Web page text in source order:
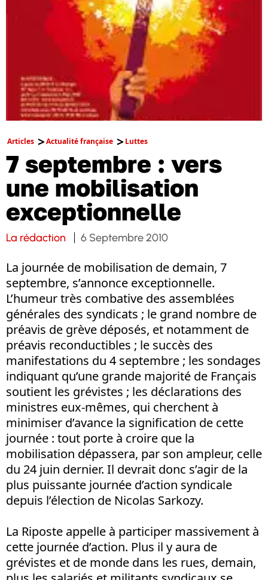
Articles Actualité française Luttes
7 septembre : vers
une mobilisation
exceptionnelle
La rédaction 6 Septembre 2010
La journée de mobilisation de demain, 7
septembre, s’annonce exceptionnelle.
L’humeur très combative des assemblées
générales des syndicats ; le grand nombre de
préavis de grève déposés, et notamment de
préavis reconductibles ; le succès des
manifestations du 4 septembre ; les sondages
indiquant qu’une grande majorité de Français
soutient les grévistes ; les déclarations des
ministres eux-mêmes, qui cherchent à
minimiser d’avance la signification de cette
journée : tout porte à croire que la
mobilisation dépassera, par son ampleur, celle
du 24 juin dernier. Il devrait donc s’agir de la
plus puissante journée d’action syndicale
depuis l’élection de Nicolas Sarkozy.
La Riposte appelle à participer massivement à
cette journée d’action. Plus il y aura de
grévistes et de monde dans les rues, demain,